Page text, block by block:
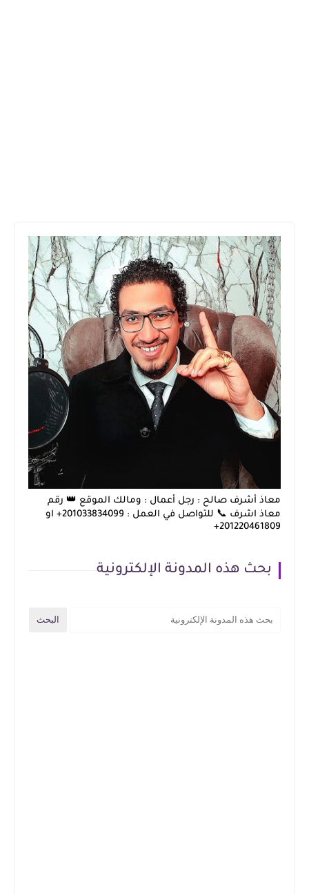
معاذ أشرف صالح : رجل أعمال : ومالك الموقع 👑 رقم
معاذ اشرف 📞 للتواصل في العمل : 201033834099+ او
201220461809+
بحث هذه المدونة الإلكترونية